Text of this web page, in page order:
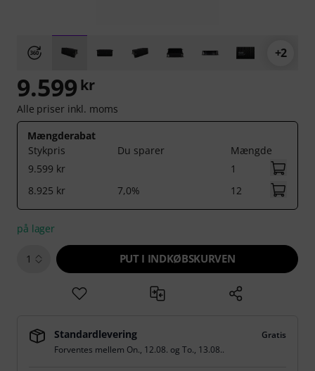
+2
9.599 kr
Alle priser inkl. moms
Mængderabat
Stykpris
Du sparer
Mængde
9.599 kr
1
8.925 kr
7,0% 12
på lager
1 PUT I INDKØBSKURVEN
Standardlevering
Gratis
Forventes mellem On., 12.08. og To., 13.08..